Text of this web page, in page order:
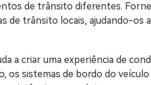
de trânsito diferentes.
de trânsito locais, ajudando-os
a criar uma experiência de
os sistemas de bordo do